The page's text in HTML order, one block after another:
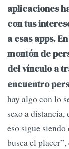
aplicaciones
con tus
a esas apps.
montón de
del vínculo a
encuentro
hay algo con lo
sexo a
eso sigue
busca el